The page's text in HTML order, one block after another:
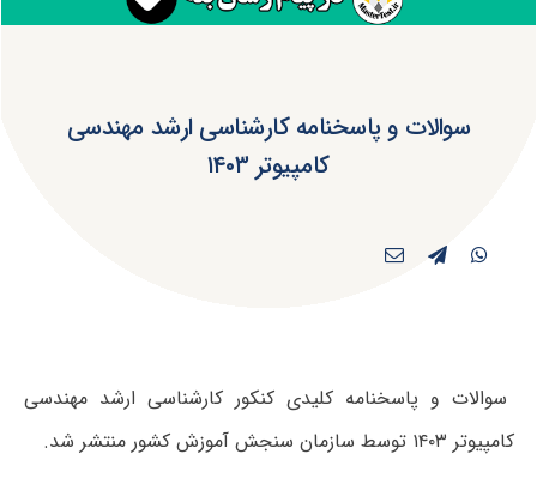
سوالات و پاسخنامه کارشناسی ارشد مهندسی
کامپیوتر ۱۴۰۳
سوالات و پاسخنامه کلیدی کنکور کارشناسی ارشد مهندسی
کامپیوتر ۱۴۰۳ توسط سازمان سنجش آموزش کشور منتشر شد.